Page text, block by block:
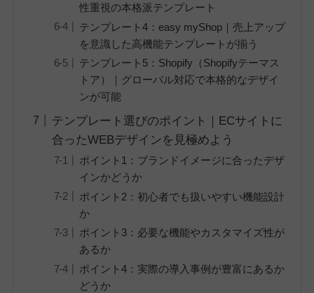
性重視の本格派テンプレート
テンプレート4：easy myShop｜売上アップ
を意識した高機能テンプレートが揃う
テンプレート5：Shopify（Shopifyテーマス
トア）｜グローバル対応で本格的なデザイ
ンが可能
テンプレート選びのポイント｜ECサイトに
合ったWEBデザインを見極めよう
ポイント1：ブランドイメージに合ったデザ
インかどうか
ポイント2：初心者でも扱いやすい機能設計
か
ポイント3：必要な機能やカスタマイズ性が
あるか
ポイント4：実際の導入事例が豊富にあるか
どうか